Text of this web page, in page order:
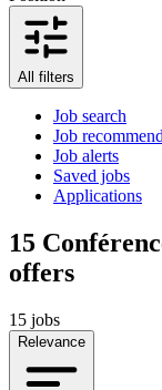
All filters
Job search
Job
Job alerts
Saved jobs
Applications
15
offers
15 jobs
Relevance